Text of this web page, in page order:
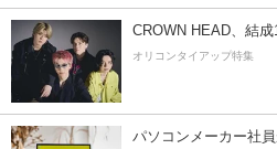
CROWN HEAD、結
オリコンタイアップ特集
パソコンメーカー社